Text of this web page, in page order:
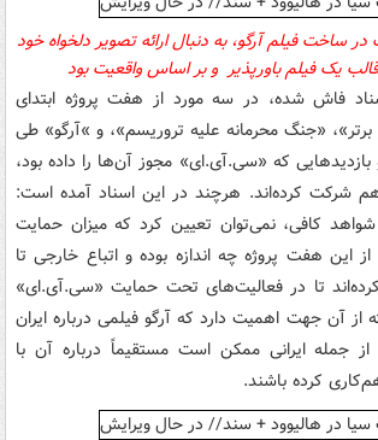
در ساخت فیلم آرگو، به دنبال ارائه تصویر دلخواه خود
قالبیک فیلم باورپذیر و بر اساس واقعیت بود
فاش شده، در سه مورد از هفت پروژه ابتدای
«جنگ محرمانه علیه تروریسم»، و »آرگو» طی
که «سی.‌آی.ای» مجوز آن‌ها را داده بود،
هم شرکت کرده‌اند. هرچند در این اسناد آمده است:
کافی، نمی‌توان تعیین کرد که میزان حمایت
از این هفت پروژه چه اندازه بوده و اتباع خارجی تا
تا در فعالیت‌های تحت حمایت «سی.‌آی.ای»
از آن جهت اهمیت دارد که آرگو فیلمی درباره ایران
جمله ایرانی ممکن است مستقیماً درباره آن با
کرده باشند.